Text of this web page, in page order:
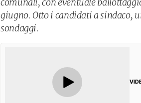
giugno. Otto i candidati a sindaco,
sondaggi.